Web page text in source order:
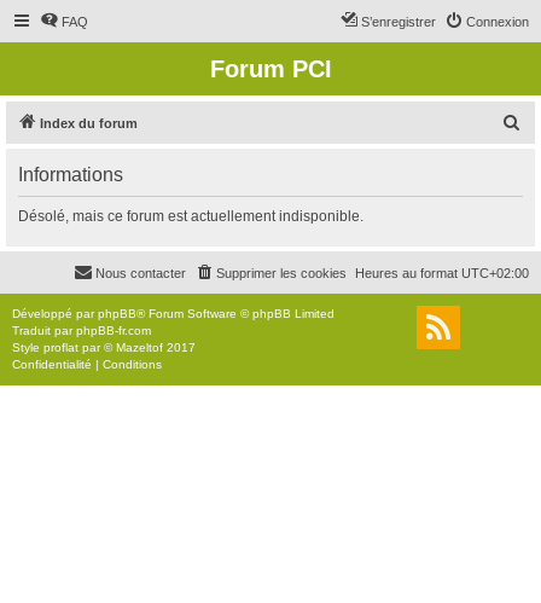
FAQ Connexion
S’enregistrer
Forum PCI
Index du forum
r
c
r
Informations
Désolé, mais ce forum est actuellement indisponible.
Heures au format UTC+02:00
Supprimer les cookies
Nous contacter
Développé parphpBB® Forum Software © phpBB Limited
Traduit parphpBB-fr.com
Style proflat par ©Mazeltof 2017
Confidentialité | Conditions